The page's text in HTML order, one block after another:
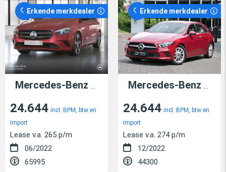
Erkende merkdealer
24.644 incl. BPM, btw en
import
Lease v.a. 265 p/m
06/2022
65995
Erkende merkdealer
24.644 incl. BPM, btw en
import
Lease v.a. 274 p/m
12/2022
44300